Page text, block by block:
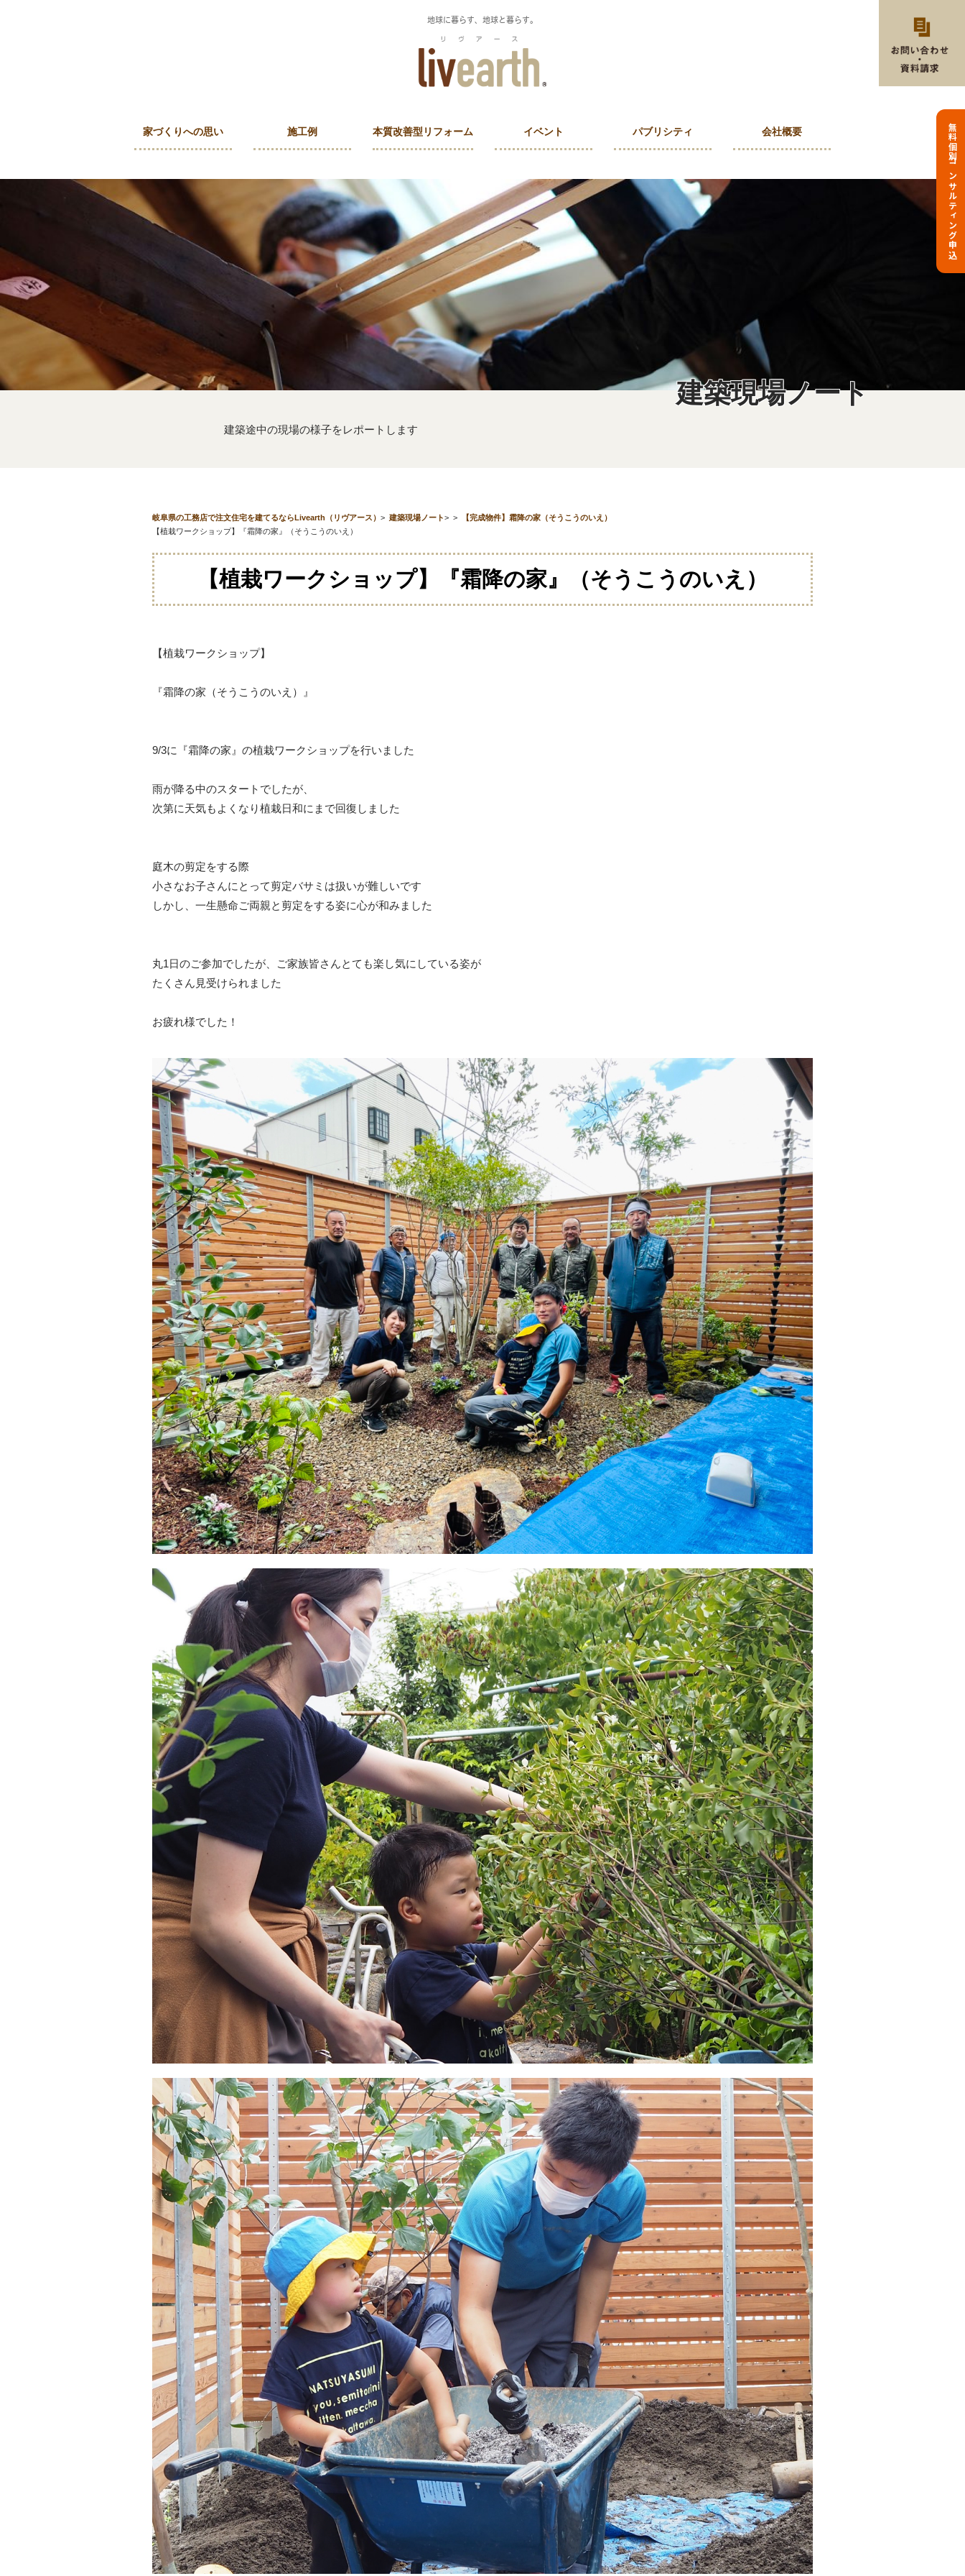
地球に暮らす、地球と暮らす。
無料個別コンサルティング申込
家づくりへの思い 施工例 本質改善型リフォーム イベント パブリシティ 会社概要
建築現場ノート
建築途中の現場の様子をレポートします
岐阜県の工務店で注文住宅を建てるならLivearth（リヴアース） > 建築現場ノート> 【完成物件】霜降の家（そうこうのいえ）
>
【植栽ワークショップ】『霜降の家』（そうこうのいえ）
【植栽ワークショップ】『霜降の家』（そうこうのいえ）
【植栽ワークショップ】
『霜降の家（そうこうのいえ）』
9/3に『霜降の家』の植栽ワークショップを行いました
雨が降る中のスタートでしたが、
次第に天気もよくなり植栽日和にまで回復しました
庭木の剪定をする際
小さなお子さんにとって剪定バサミは扱いが難しいです
しかし、一生懸命ご両親と剪定をする姿に心が和みました
丸1日のご参加でしたが、ご家族皆さんとても楽し気にしている姿が
たくさん見受けられました
お疲れ様でした！